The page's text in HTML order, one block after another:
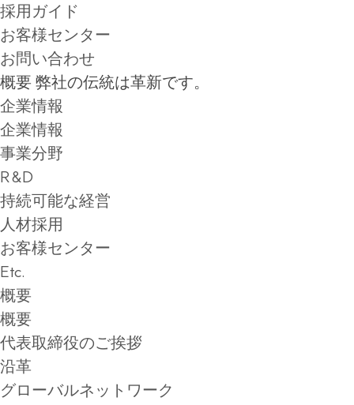
採用ガイド
お客様センター
お問い合わせ
概要 弊社の伝統は革新です。
企業情報
企業情報
事業分野
R&D
持続可能な経営
人材採用
お客様センター
Etc.
概要
概要
代表取締役のご挨拶
沿革
グローバルネットワーク